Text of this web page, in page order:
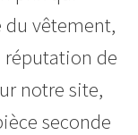
vêtement,
réputation de
notre site,
seconde